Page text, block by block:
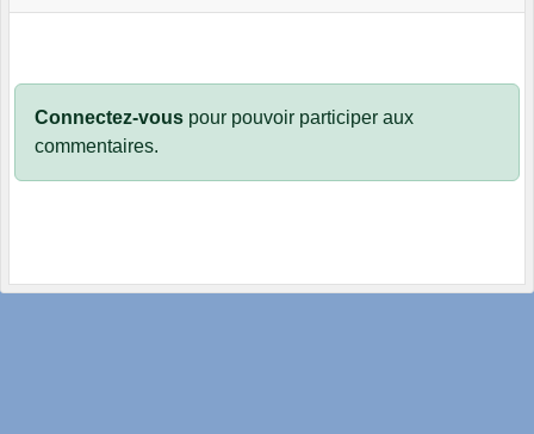
Connectez-vous pour pouvoir participer aux
commentaires.